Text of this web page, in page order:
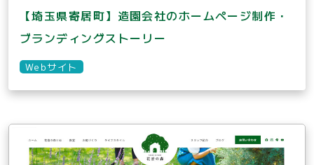
【埼玉県寄居町】造園会社のホームページ制作・
ブランディングストーリー
Webサイト